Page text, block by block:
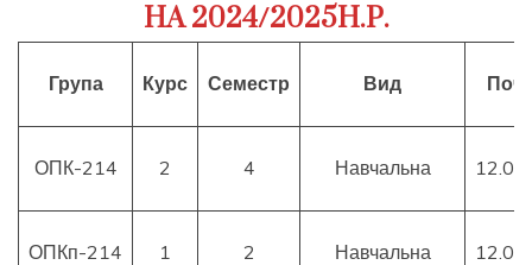
НА 2024/2025Н.Р.
Група Курс Семестр Вид
ОПК-214 2 4 Навчальна
ОПКп-214 1 2 Навчальна